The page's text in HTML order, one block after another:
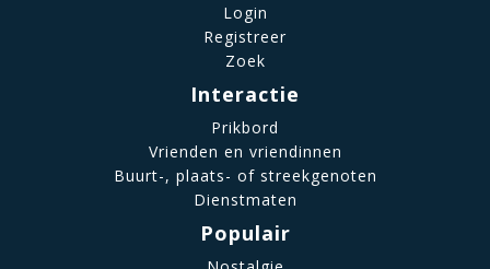
Login
Registreer
Zoek
Interactie
Prikbord
Vrienden en vriendinnen
Buurt-, plaats- of streekgenoten
Dienstmaten
Populair